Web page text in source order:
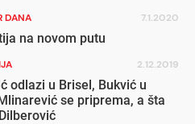
DANA 7.1.2020
na novom putu
2.12.2019
odlazi u Brisel, Bukvić u
se priprema, a šta